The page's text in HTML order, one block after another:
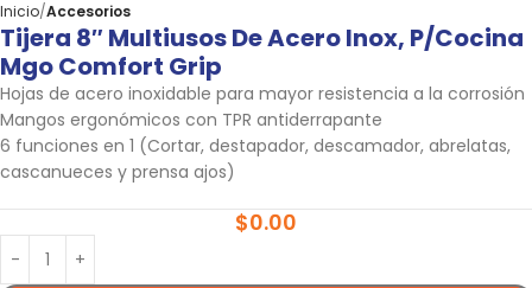
Inicio Accesorios
Tijera 8″ Multiusos De Acero Inox, P/cocina
Mgo Comfort Grip
Hojas de acero inoxidable para mayor resistencia a la corrosión
Mangos ergonómicos con TPR antiderrapante
6 funciones en 1 (Cortar, destapador, descamador, abrelatas,
cascanueces y prensa ajos)
$0.00